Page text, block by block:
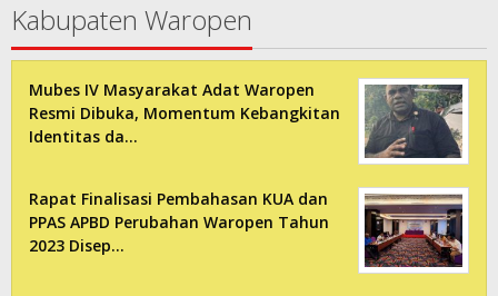
Kabupaten Waropen
Mubes IV Masyarakat Adat Waropen
Resmi Dibuka, Momentum Kebangkitan
Identitas da…
Rapat Finalisasi Pembahasan KUA dan
PPAS APBD Perubahan Waropen Tahun
2023 Disep…